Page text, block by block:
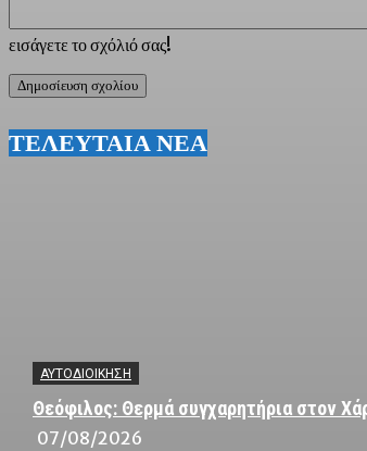
εισάγετε το σχόλιό σας!
ΤΕΛΕΥΤΑΙΑ ΝΕΑ
ΑΥΤΟΔΙΟΙΚΗΣΗ
Θεόφιλος: Θερμά συγχαρητήρια στον
07/08/2026